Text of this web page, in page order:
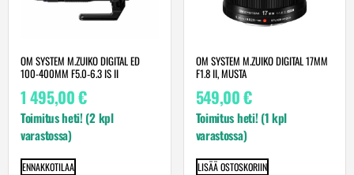
OM SYSTEM M.ZUIKO DIGITAL ED
100-400MM F5.0‑6.3 IS II
1 495,00€
Toimitus heti! (2 kpl
varastossa)
ENNAKKOTILAA
OM SYSTEM M.ZUIKO DIGITAL 17MM
F1.8 II, MUSTA
549,00€
Toimitus heti! (1 kpl
varastossa)
LISÄÄ OSTOSKORIIN